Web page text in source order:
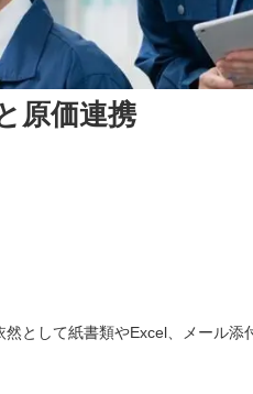
原価連携
として紙書類やExcel、メール添